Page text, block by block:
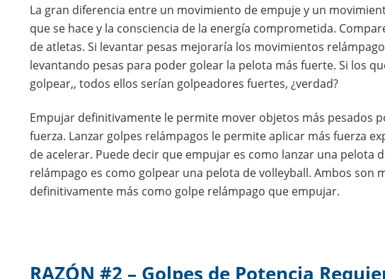
La gran diferencia entre un movimiento de empuje y un
que se hace y la consciencia de la energía comprometida.
de atletas. Si levantar pesas mejoraría los movimientos
levantando pesas para poder golear la pelota más fuerte. Si los
golpear,, todos ellos serían golpeadores fuertes, ¿verdad?
Empujar definitivamente le permite mover objetos más pesados
fuerza. Lanzar golpes relámpagos le permite aplicar más fuerza
de acelerar. Puede decir que empujar es como lanzar una pelota
relámpago es como golpear una pelota de volleyball. Ambos son
definitivamente más como golpe relámpago que empujar.
RAZÓN #2 – Golpes de Potencia